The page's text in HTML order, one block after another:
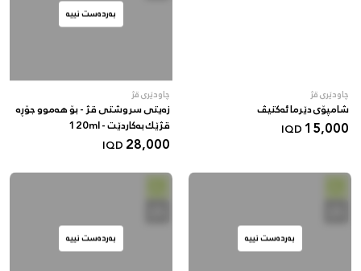
چاودێری قژ
شامپۆی دێرما ئەکتیڤ
15,000
IQD
بەردەست نییە
چاودێری قژ
زەیتی سروشتی قژ - بۆ هەموو جۆڕە
قژێك بەکاردێت - 120ml
28,000
IQD
بەردەست نییە بەردەست نییە